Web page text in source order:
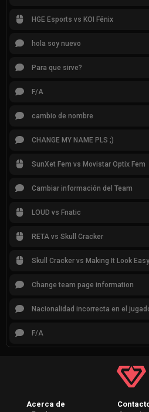
HGE Esports vs KOI Fénix
hola soy nuevo
Para que sirve?
F/A
cambio de nombre
CHANGE MY NAME PLS ;)
SunXet Fem vs Movistar Optix Fem
Cambiar información del Team
LOUD vs Fnatic
RETA vs Skull Cracker
Skull Cracker vs Making It Look Easy
Change team page information
Nacionalidad incorrecta en el
F/A
Acerca de